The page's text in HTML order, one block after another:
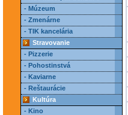
- Múzeum
- Zmenárne
- TIK kancelária
Stravovanie
- Pizzerie
- Pohostinstvá
- Kaviarne
- Reštaurácie
Kultúra
- Kino